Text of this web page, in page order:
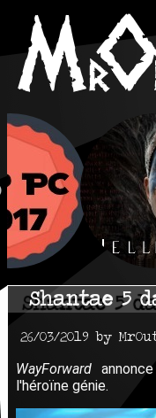
Shantae 5
26/03/2019 by
WayForward
l'héroïne génie.